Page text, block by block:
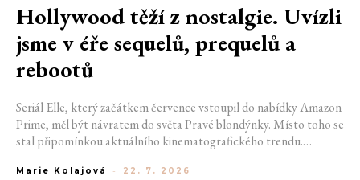
Hollywood těží z nostalgie. Uvízli
jsme v éře sequelů, prequelů a
rebootů
Seriál Elle, který začátkem července vstoupil do nabídky Amazon
Prime, měl být návratem do světa Pravé blondýnky. Místo toho se
stal připomínkou aktuálního kinematografického trendu.
Prequely, sequely, spin-offy i rebooty zaplnily kina i streamovací
Marie Kolajová - 22. 7. 2026